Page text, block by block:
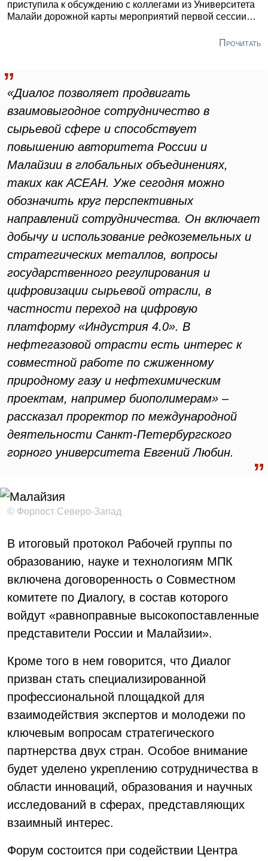
приступила к обсуждению с коллегами из Университета
Малайи дорожной карты мероприятий первой сессии
Прочитать
«Диалог позволяет продвигать
взаимовыгодное сотрудничество в
сырьевой сфере и способствует
повышению авторитета России и
Малайзии в глобальных объединениях,
таких как АСЕАН. Уже сегодня можно
обозначить круг перспективных
направлений сотрудничества. Он включает
добычу и использование редкоземельных и
стратегических металлов, вопросы
государственного регулирования и
цифровизации сырьевой отрасли, в
частности переход на цифровую
платформу «Индустрия 4.0». В
нефтегазовой отрасти есть интерес к
совместной работе по сжиженному
природному газу и нефтехимическим
проектам, например биополимерам» –
рассказал проректор по международной
деятельности Санкт-Петербургского
горного университета Евгений Любин.
© Форпост Северо-Запад
В итоговый протокол Рабочей группы по
образованию, науке и технологиям МПК
включена договоренность о Совместном
комитете по Диалогу, в состав которого
войдут «равноправные высокопоставленные
представители России и Малайзии».
Кроме того в нем говорится, что Диалог
призван стать специализированной
профессиональной площадкой для
взаимодействия экспертов и молодежи по
ключевым вопросам стратегического
партнерства двух стран. Особое внимание
будет уделено укреплению сотрудничества в
области инноваций, образования и научных
исследований в сферах, представляющих
взаимный интерес.
Форум состоится при содействии Центра